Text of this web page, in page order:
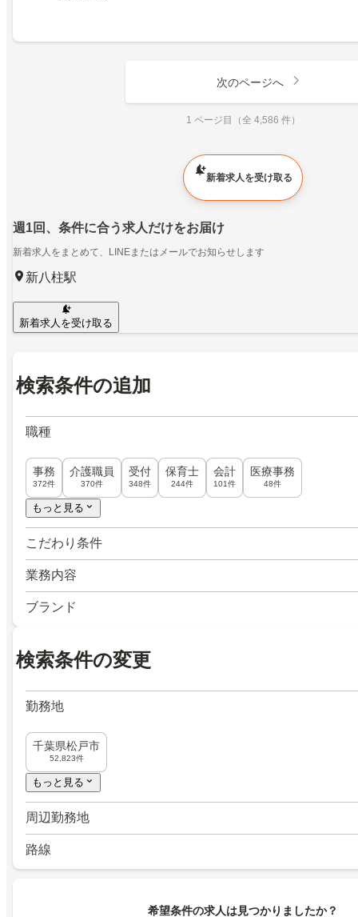
次のページへ
1 ページ目（全 4,586 件）
新着求人を受け取る
週1回、条件に合う求人だけをお届け
新着求人をまとめて、LINEまたはメールでお知らせします
新八柱駅
新着求人を受け取る
検索条件の追加
職種
事務
372件
介護職員
370件
受付
348件
保育士
244件
会計
101件
医療事務
48件
もっと見る
こだわり条件
業務内容
ブランド
検索条件の変更
勤務地
千葉県松戸市
52,823件
もっと見る
周辺勤務地
路線
希望条件の求人は見つかりましたか？